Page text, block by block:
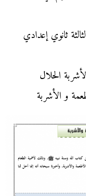
ثانوي إعدادي
الحلال
و الأشربة